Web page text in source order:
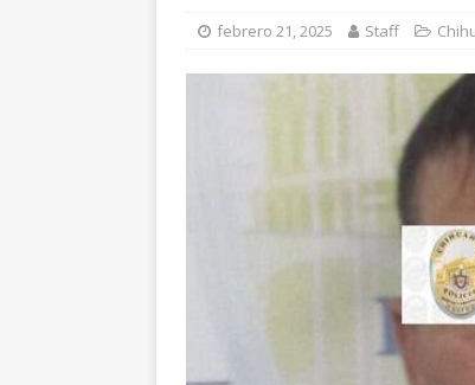
[ agosto 6,
febrero 21, 2025 Staff